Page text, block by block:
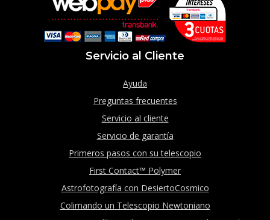
Servicio al Cliente
Ayuda
Preguntas frecuentes
Servicio al cliente
Servicio de garantía
Primeros pasos con su telescopio
First Contact™ Polymer
Astrofotografía con DesiertoCosmico
Colimando un Telescopio Newtoniano